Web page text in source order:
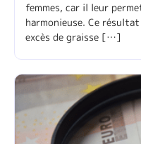
femmes, car il leur
harmonieuse. Ce
excès de graisse […]